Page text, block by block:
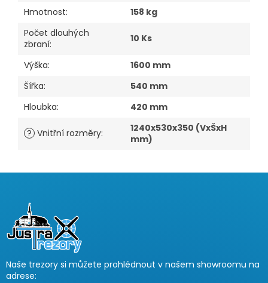
Hmotnost:
158 kg
Počet dlouhých
zbraní: 10 Ks
Výška:
1600 mm
Šířka:
540 mm
Hloubka: 420 mm
? Vnitřní rozměry:
1240x530x350 (VxŠxH
mm)
a
Naše trezory si můžete prohlédnout v našem showroomu na
adrese: